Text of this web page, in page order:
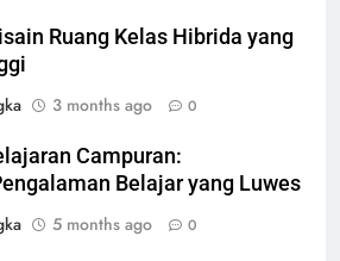
Ruang Kelas Hibrida yang
3 months ago 0
Campuran:
Belajar yang Luwes
5 months ago 0